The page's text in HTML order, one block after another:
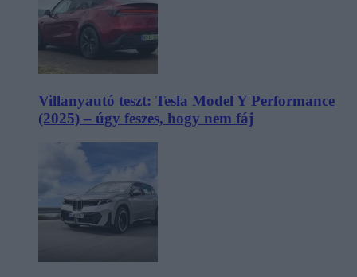
Villanyautó teszt: Tesla Model Y Performance
(2025) – úgy feszes, hogy nem fáj